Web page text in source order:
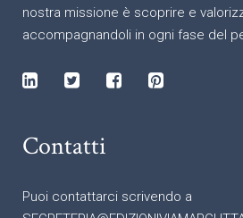
nostra missione è scoprire e
accompagnandoli in ogni fase del
Contatti
Puoi contattarci scrivendo a